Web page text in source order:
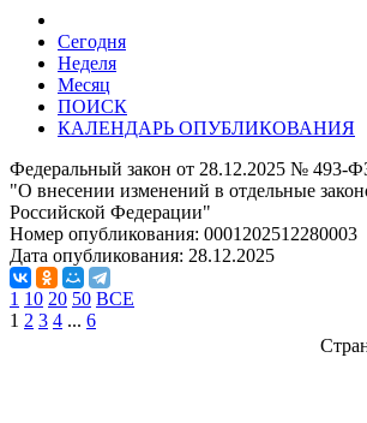
Сегодня
Неделя
Месяц
ПОИСК
КАЛЕНДАРЬ ОПУБЛИКОВАНИЯ
Федеральный закон от 28.12.2025 № 493-
"О внесении изменений в отдельные
Российской Федерации"
Номер опубликования: 0001202512280003
Дата опубликования: 28.12.2025
1 10 20 50 ВСЕ
1 2 3 4 ... 6